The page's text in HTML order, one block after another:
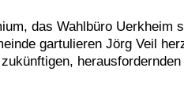
das Wahlbüro Uerkheim
gartulieren Jörg Veil